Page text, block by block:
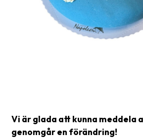
Customs
declarations
Downloads
Vi är glada att kunna meddela
genomgår en förändring!